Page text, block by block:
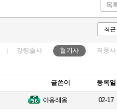
목
강령술사 혈기사 격풍사
글쓴이 등록일
야옹래옹 02-17